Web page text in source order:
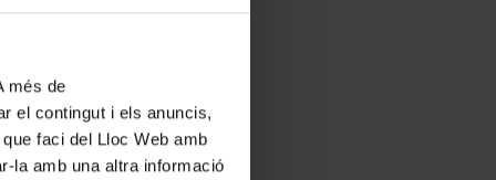
més de
el contingut i els anuncis,
faci del Lloc Web amb
la amb una altra informació
instal·lació
una
explica Jacobo